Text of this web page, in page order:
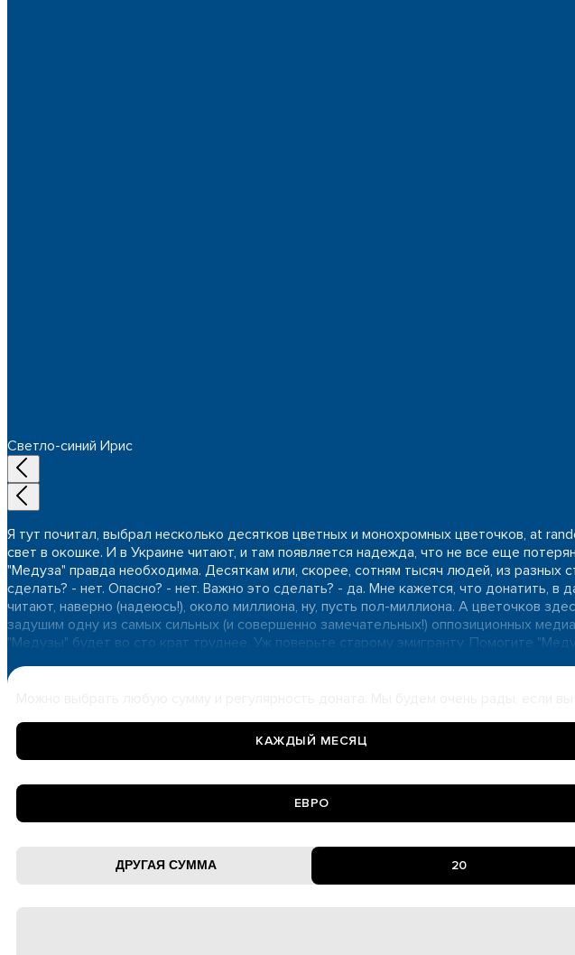
Светло-синий Ирис
Я тут почитал, выбрал несколько десятков цветных и монохромных цветочков, at
свет в окошке. И в Украине читают, и там появляется надежда, что не все еще
"Медуза" правда необходима. Десяткам или, скорее, сотням тысяч людей, из разных
сделать? - нет. Опасно? - нет. Важно это сделать? - да. Мне кажется, что донатить,
читают, наверно (надеюсь!), около миллиона, ну, пусть пол-миллиона. А цветочков
задушим одну из самых сильных (и совершенно замечательных!) оппозиционных
"Медузы" будет во сто крат труднее. Уж поверьте старому эмигранту. Помогите
КАЖДЫЙ МЕСЯЦ
ЕВРО
20